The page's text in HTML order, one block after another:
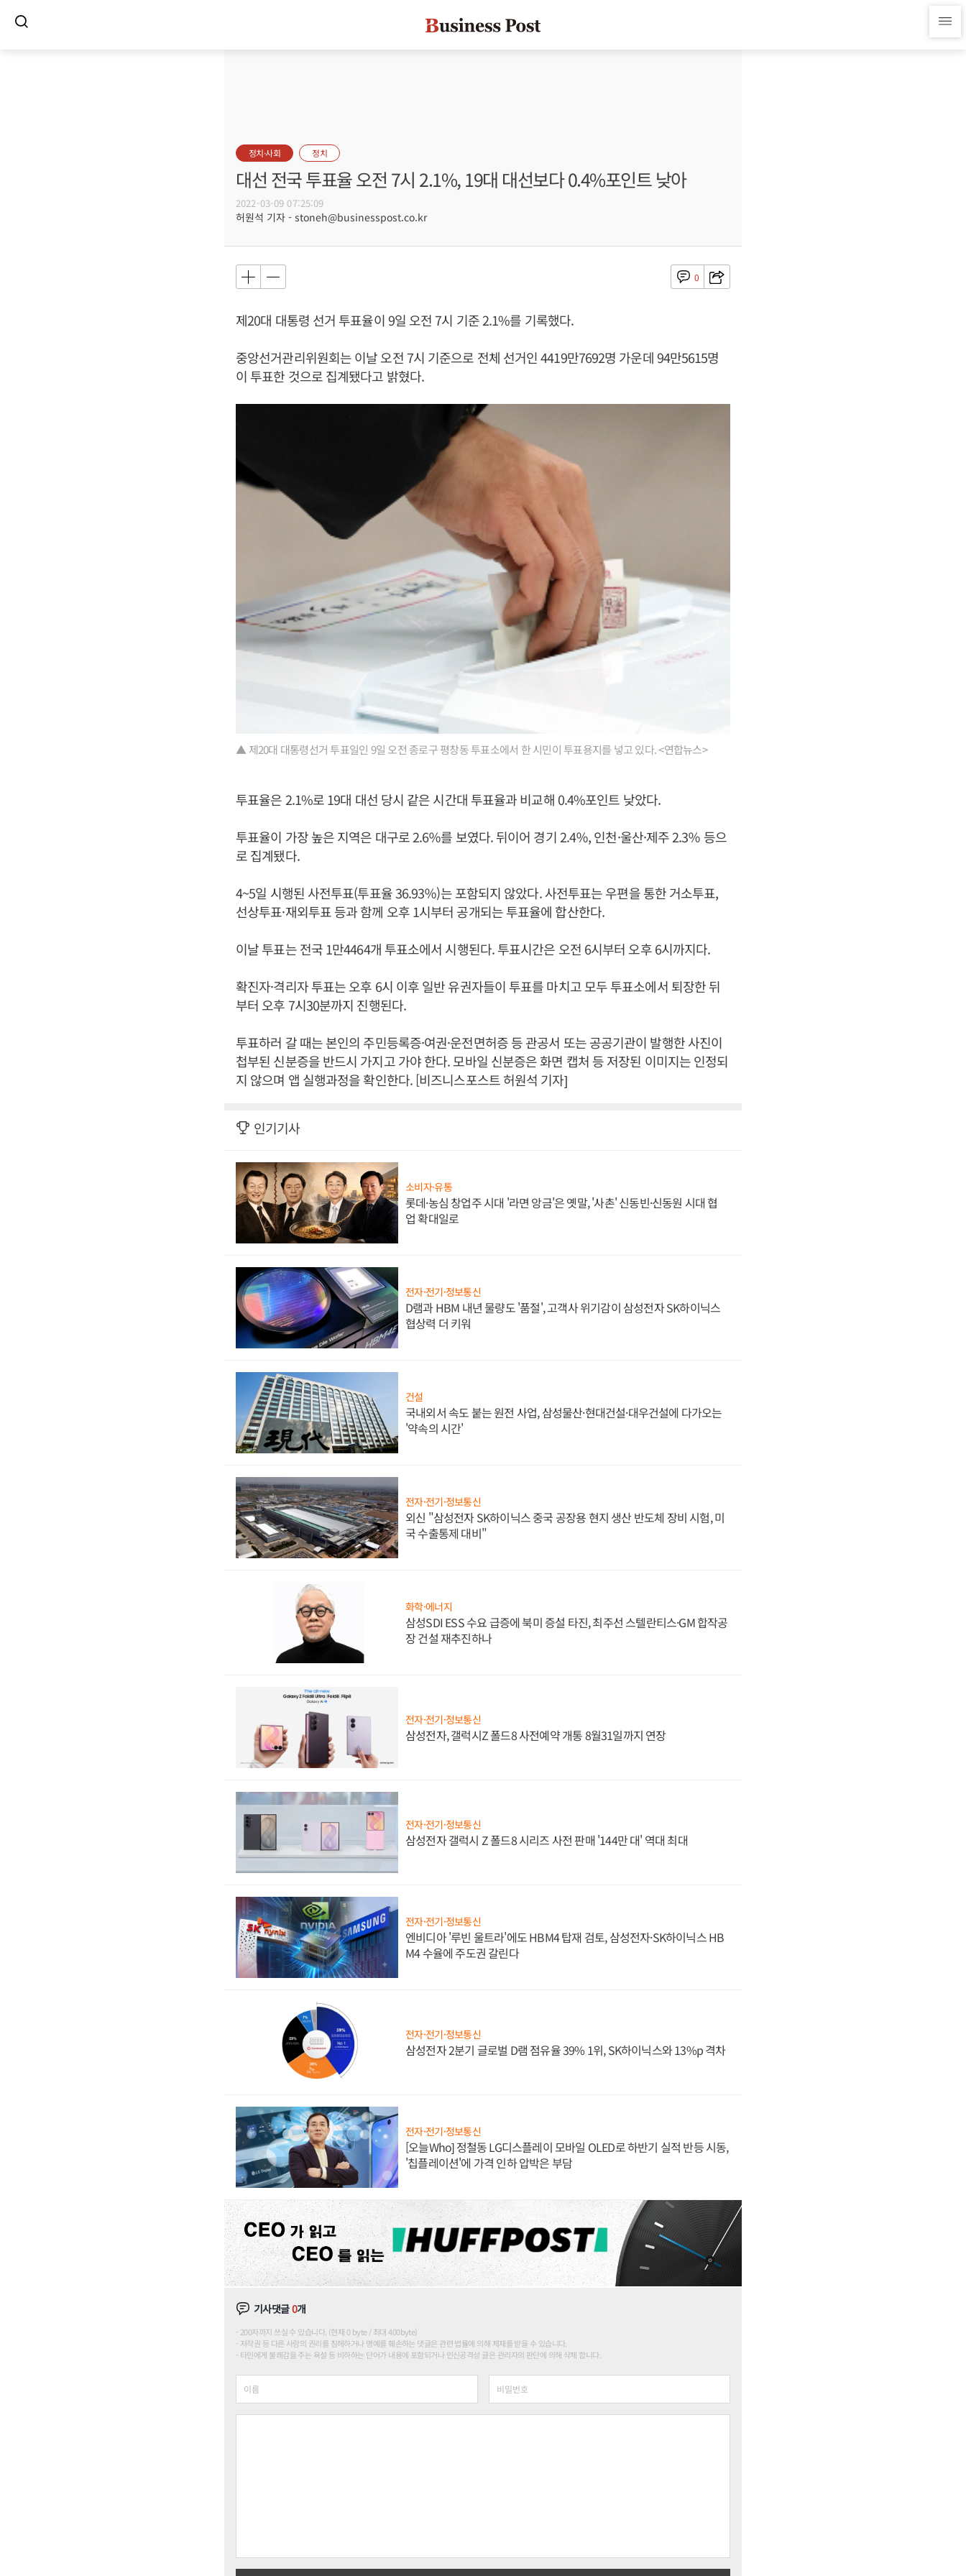
정치·사회 정치
대선 전국 투표율 오전 7시 2.1%, 19대 대선보다 0.4%포인트 낮아
2022-03-09 07:25:09
허원석 기자 - stoneh@businesspost.co.kr
0
제20대 대통령 선거 투표율이 9일 오전 7시 기준 2.1%를 기록했다.
중앙선거관리위원회는 이날 오전 7시 기준으로 전체 선거인 4419만7692명 가운데 94만5615명
이 투표한 것으로 집계됐다고 밝혔다.
▲ 제20대 대통령선거 투표일인 9일 오전 종로구 평창동 투표소에서 한 시민이 투표용지를 넣고 있다. <연합뉴스>
투표율은 2.1%로 19대 대선 당시 같은 시간대 투표율과 비교해 0.4%포인트 낮았다.
투표율이 가장 높은 지역은 대구로 2.6％를 보였다. 뒤이어 경기 2.4％, 인천·울산·제주 2.3％ 등으
로 집계됐다.
4~5일 시행된 사전투표(투표율 36.93％)는 포함되지 않았다. 사전투표는 우편을 통한 거소투표,
선상투표·재외투표 등과 함께 오후 1시부터 공개되는 투표율에 합산한다.
이날 투표는 전국 1만4464개 투표소에서 시행된다. 투표시간은 오전 6시부터 오후 6시까지다.
확진자·격리자 투표는 오후 6시 이후 일반 유권자들이 투표를 마치고 모두 투표소에서 퇴장한 뒤
부터 오후 7시30분까지 진행된다.
투표하러 갈 때는 본인의 주민등록증·여권·운전면허증 등 관공서 또는 공공기관이 발행한 사진이
첩부된 신분증을 반드시 가지고 가야 한다. 모바일 신분증은 화면 캡처 등 저장된 이미지는 인정되
지 않으며 앱 실행과정을 확인한다. [비즈니스포스트 허원석 기자]
인기기사
소비자·유통
롯데·농심 창업주 시대 '라면 앙금'은 옛말, '사촌' 신동빈·신동원 시대 협
업 확대일로
전자·전기·정보통신
D램과 HBM 내년 물량도 '품절', 고객사 위기감이 삼성전자 SK하이닉스
협상력 더 키워
건설
국내외서 속도 붙는 원전 사업, 삼성물산·현대건설·대우건설에 다가오는
'약속의 시간'
전자·전기·정보통신
외신 "삼성전자 SK하이닉스 중국 공장용 현지 생산 반도체 장비 시험, 미
국 수출통제 대비"
화학·에너지
삼성SDI ESS 수요 급증에 북미 증설 타진, 최주선 스텔란티스·GM 합작공
장 건설 재추진하나
전자·전기·정보통신
삼성전자, 갤럭시Z 폴드8 사전예약 개통 8월31일까지 연장
전자·전기·정보통신
삼성전자 갤럭시 Z 폴드8 시리즈 사전 판매 '144만 대' 역대 최대
전자·전기·정보통신
엔비디아 '루빈 울트라'에도 HBM4 탑재 검토, 삼성전자·SK하이닉스 HB
M4 수율에 주도권 갈린다
전자·전기·정보통신
삼성전자 2분기 글로벌 D램 점유율 39% 1위, SK하이닉스와 13%p 격차
전자·전기·정보통신
[오늘Who] 정철동 LG디스플레이 모바일 OLED로 하반기 실적 반등 시동,
'칩플레이션'에 가격 인하 압박은 부담
기사댓글0개
200자까지 쓰실 수 있습니다. (현재 0 byte / 최대 400byte)
저작권 등 다른 사람의 권리를 침해하거나 명예를 훼손하는 댓글은 관련 법률에 의해 제재를 받을 수 있습니다.
타인에게 불쾌감을 주는 욕설 등 비하하는 단어가 내용에 포함되거나 인신공격성 글은 관리자의 판단에 의해 삭제 합니다.